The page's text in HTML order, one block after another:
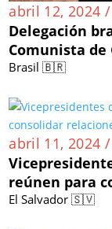
abril 12, 2024 /
Delegación
Comunista de
Brasil 🇧🇷
abril 11, 2024 /
reúnen para
El Salvador 🇸🇻